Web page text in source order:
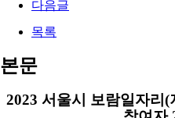
다음글
목록
본문
2023 서울시 보람일자리 (